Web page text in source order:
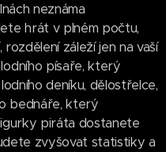
neznáma
hrát v plném počtu,
záleží jen na vaší
písaře, který
deníku, dělostřelce,
bednáře, který
piráta dostanete
zvyšovat statistiky a